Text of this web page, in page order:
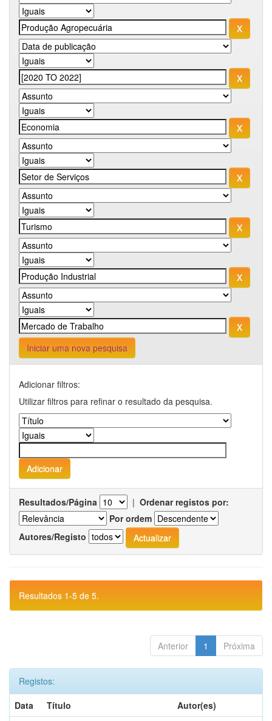
Iniciar uma nova pesquisa
Adicionar filtros:
Utilizar filtros para refinar o resultado da pesquisa.
Resultados/Página | Ordenar registos por:
Por ordem
Autores/Registo
Resultados 1-5 de 5.
Anterior 1 Próxima
Registos:
Data
Título
Autor(es)